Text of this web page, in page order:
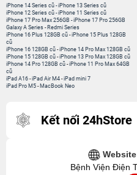
iPhone 14 Series cũ -iPhone 13 Series cũ
iPhone 12 Series cũ -iPhone 11 Series cũ
iPhone 17 Pro Max 256GB -iPhone 17 Pro 256GB
Galaxy A Series - Redmi Series
iPhone 16 Plus 128GB cũ -iPhone 15 Plus 128GB
cũ
iPhone 16 128GB cũ -iPhone 14 Pro Max 128GB cũ
iPhone 15 128GB cũ -iPhone 13 Pro Max 128GB cũ
iPhone 14 Pro 128GB cũ -iPhone 11 Pro Max 64GB
cũ
iPad A16 -iPad Air M4 -iPad mini 7
iPad Pro M5 - MacBook Neo
Kết nối 24hStore
Bệnh Viện Điện